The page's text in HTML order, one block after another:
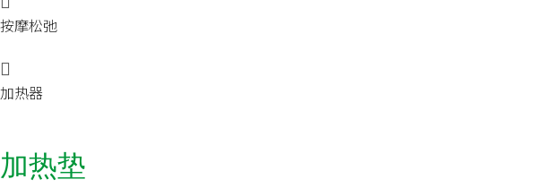
按摩松弛
加热器
加热垫